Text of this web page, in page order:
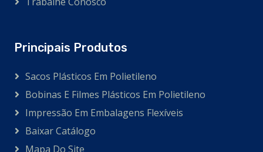
Principais Produtos
Sacos Plásticos Em Polietileno
Bobinas E Filmes Plásticos Em Polietileno
Impressão Em Embalagens Flexíveis
Baixar Catálogo
Mapa Do Site